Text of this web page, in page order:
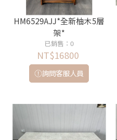
HM6529AJJ*全新柚木5層
架*
已銷售：0
NT$16800
詢問客服人員